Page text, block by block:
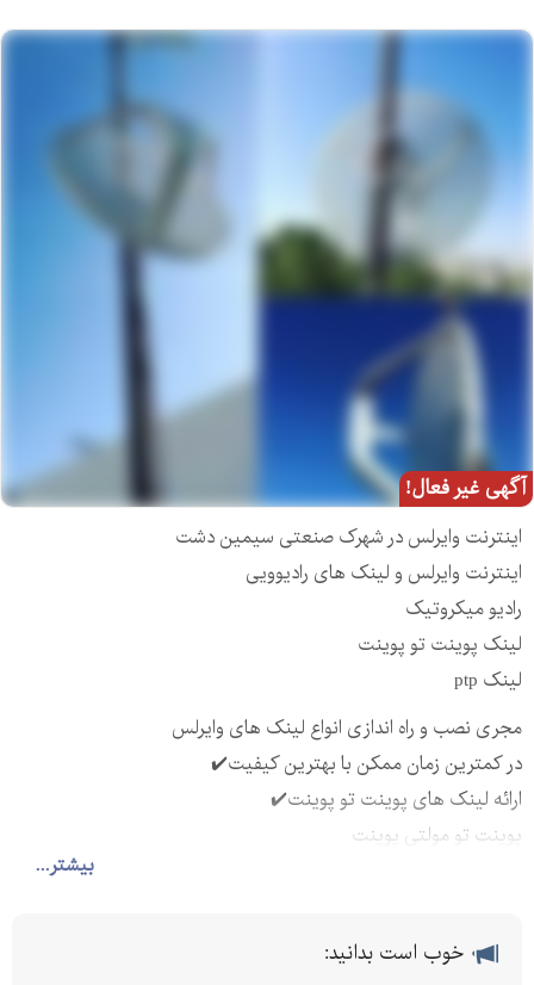
آگهی غیر فعال!
بیشتر...
اینترنت وایرلس در شهرک صنعتی سیمین دشت
اینترنت وایرلس و لینک های رادیوویی
رادیو میکروتیک
لینک پوینت تو پوینت
لینک ptp
مجری نصب و راه اندازی انواع لینک های وایرلس
در کمترین زمان ممکن با بهترین کیفیت✔️
ارائه لینک های پوینت تو پوینت✔️
پوینت تو مولتی پوینت
(قابلیت اتصال شعب و دفاتر از طریق لینک های وایرلس)
خوب است بدانید: